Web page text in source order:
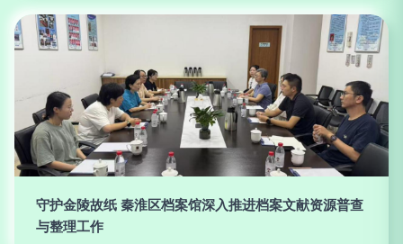
守护金陵故纸 秦淮区档案馆深入推进档案文献资源普查
与整理工作